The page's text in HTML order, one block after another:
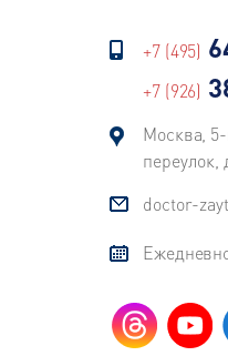
+7 (495)
+7 (926)
Москва,
переулок,
doctor-